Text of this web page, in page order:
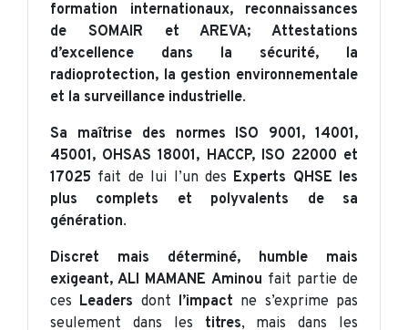
formation internationaux, reconnaissances
de SOMAIR et AREVA; Attestations
d’excellence dans la sécurité, la
radioprotection, la gestion environnementale
et la surveillance industrielle.
Sa maîtrise des normes ISO 9001, 14001,
45001, OHSAS 18001, HACCP, ISO 22000 et
17025 fait de lui l’un des Experts QHSE les
plus complets et polyvalents de sa
génération.
Discret mais déterminé, humble mais
exigeant, ALI MAMANE Aminou fait partie de
ces Leaders dont l’impact ne s’exprime pas
seulement dans les titres, mais dans les